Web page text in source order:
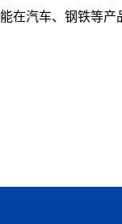
在汽车、钢铁等产